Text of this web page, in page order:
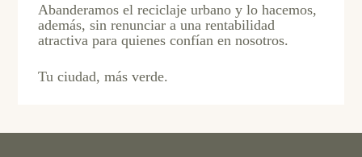
Abanderamos el reciclaje urbano y lo hacemos,
además, sin renunciar a una rentabilidad
atractiva para quienes confían en nosotros.
Tu ciudad, más verde.